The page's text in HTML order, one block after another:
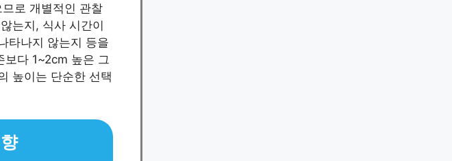
로 개별적인 관찰
는지, 식사 시간이
타나지 않는지 등을
보다 1~2cm 높은 그
높이는 단순한 선택